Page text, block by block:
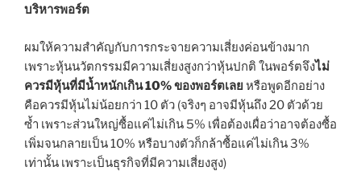
บริหารพอร์ต
ผมให้ความสำคัญกับการกระจายความเสี่ยงค่อนข้างมาก
เพราะหุ้นนวัตกรรมมีความเสี่ยงสูงกว่าหุ้นปกติ ในพอร์ตจึงไม่
ควรมีหุ้นที่มีน้ำหนักเกิน 10% ของพอร์ตเลยหรือพูดอีกอย่าง
คือควรมีหุ้นไม่น้อยกว่า 10 ตัว (จริงๆ อาจมีหุ้นถึง 20 ตัวด้วย
ซ้ำ เพราะส่วนใหญ่ซื้อแค่ไม่เกิน 5% เพื่อต้องเผื่อว่าอาจต้องซื้อ
เพิ่มจนกลายเป็น 10% หรือบางตัวก็กล้าซื้อแค่ไม่เกิน 3%
เท่านั้น เพราะเป็นธุรกิจที่มีความเสี่ยงสูง)